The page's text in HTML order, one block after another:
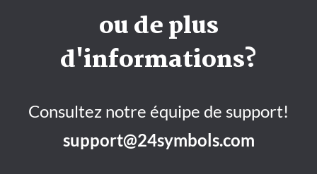
castellano-inglés.
muestran en sus
poemas. Los poemas
en Poemas Oscuros
fueron creados en su
reconocidos como las
obras más
¨Poemas Brumosos¨. El
que Benito Pérez
Galdós era un autor
muy serio y antiguo,
sus cuentos le
story by Benito Pérez
Galdós about spiritism
and mediums, a very
hot topic in his time.
ou de plus
d'informations?
Consultez notre équipe de support!
support@24symbols.com